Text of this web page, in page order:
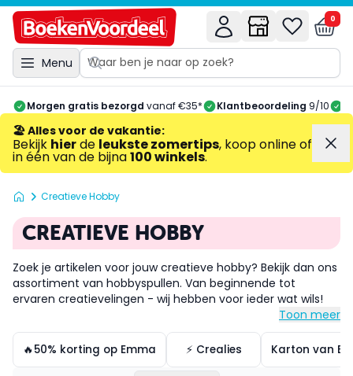
Menu
0
Morgen gratis bezorgd vanaf €35* Klantbeoordeling 9/10
🏖️ Alles voor de vakantie:
Bekijk hierde leukste zomertips, koop online of
in één van de bijna100 winkels.
Creatieve Hobby
CREATIEVE HOBBY
Zoek je artikelen voor jouw creatieve hobby? Bekijk dan ons
assortiment van hobbyspullen. Van beginnende tot
ervaren creatievelingen - wij hebben voor ieder wat wils!
Toon meer
🔥50% korting op Emma ⚡ Crealies Karton van